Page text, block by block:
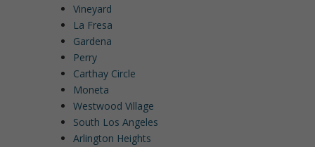
Vineyard
La Fresa
Gardena
Perry
Carthay Circle
Moneta
Westwood Village
South Los Angeles
Arlington Heights